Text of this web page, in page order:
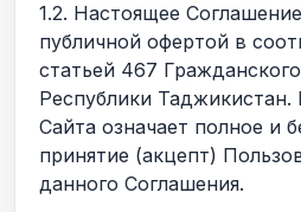
1.2. Настоящее
публичной офертой в
статьей 467
Республики Таджикистан.
Сайта означает полное и
принятие (акцепт)
данного Соглашения.